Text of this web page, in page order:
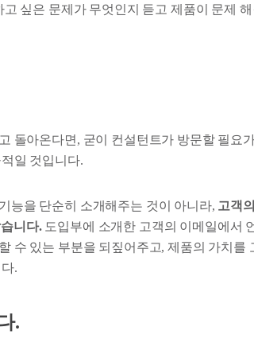
싶은 문제가 무엇인지 듣고 제품이 문제
돌아온다면, 굳이 컨설턴트가 방문할 필요
일 것입니다.
능을 단순히 소개해주는 것이 아니라, 고객
니다.도입부에 소개한 고객의 이메일에서
수 있는 부분을 되짚어주고, 제품의 가치를
.
.